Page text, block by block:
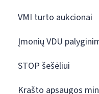
VMI turto aukcionai
Įmonių VDU
STOP šešėliui
Krašto apsaugos